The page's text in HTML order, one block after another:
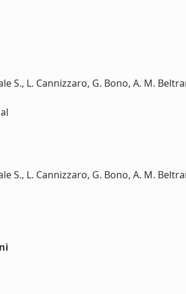
S., L. Cannizzaro, G. Bono, A. M.
S., L. Cannizzaro, G. Bono, A. M.